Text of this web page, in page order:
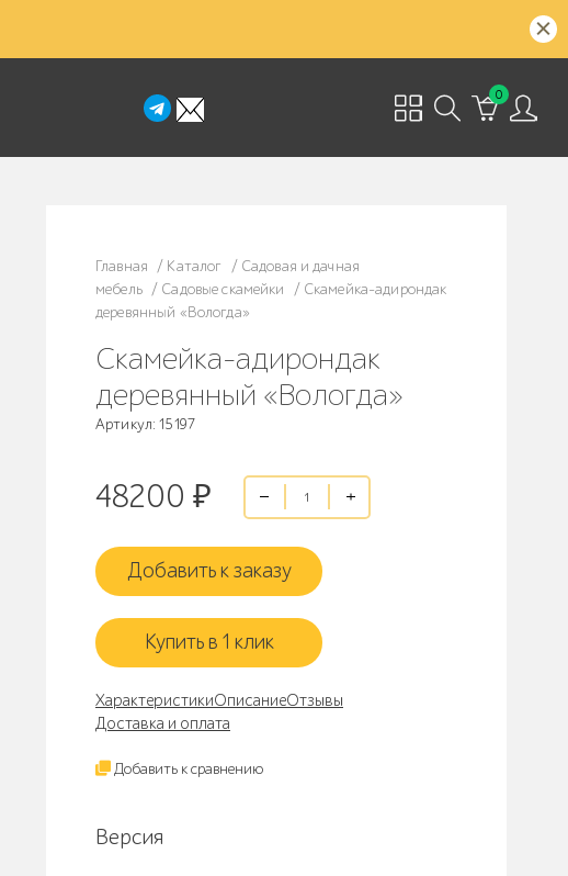
0
Главная / Каталог / Садовая и дачная
мебель / Садовые скамейки / Скамейка-адирондак
деревянный «Вологда»
Скамейка-адирондак
деревянный «Вологда»
Артикул: 15197
48200 ₽
Добавить к заказу
Купить в 1 клик
ХарактеристикиОписаниеОтзывы
Доставка и оплата
Добавить к сравнению
Версия